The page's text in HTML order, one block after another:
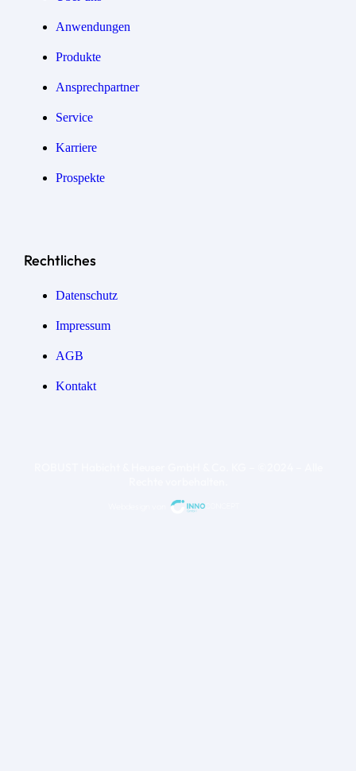
Anwendungen
Produkte
Ansprechpartner
Service
Karriere
Prospekte
Rechtliches
Datenschutz
Impressum
AGB
Kontakt